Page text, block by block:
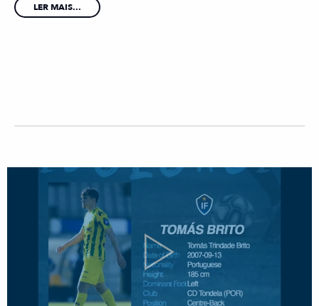
LER MAIS...